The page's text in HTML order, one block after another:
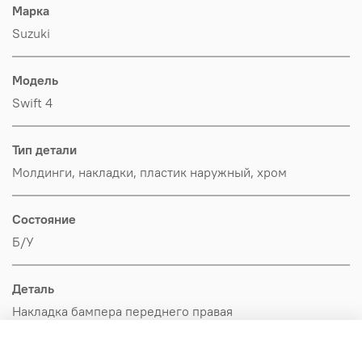
Марка
Suzuki
Модель
Swift 4
Тип детали
Молдинги, накладки, пластик наружный, хром
Состояние
Б/У
Деталь
Накладка бампера переднего правая